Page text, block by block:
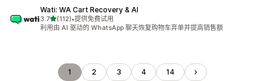
Wati: WA Cart Recovery & AI
3.7星（满分 5 星）
(112)
总共 112 条评论
•提供免费试用
利用由 AI 驱动的 WhatsApp 聊天恢复购物车弃单并提高销售额
1 2 3 4 14